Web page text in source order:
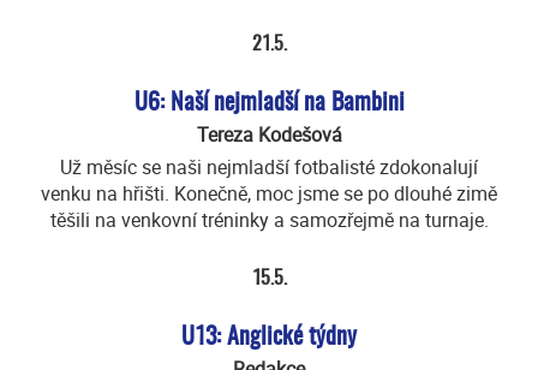
21.5.
U6: Naší nejmladší na Bambini
Tereza Kodešová
Už měsíc se naši nejmladší fotbalisté zdokonalují
venku na hřišti. Konečně, moc jsme se po dlouhé zimě
těšili na venkovní tréninky a samozřejmě na turnaje.
15.5.
U13: Anglické týdny